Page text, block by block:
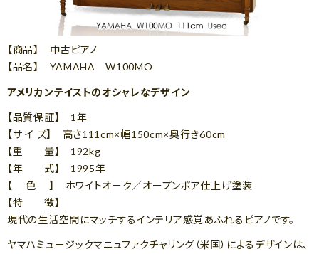
【商品】 中古ピアノ
【品名】 YAMAHA W100MO
アメリカンテイストのオシャレなデザイン
【品質保証】 1年
【サ イ ズ】 高さ111cm×幅150cm×奥行き60cm
【重 量】 192kg
【年 式】 1995年
【 色 】 ホワイトオーク／オープンポア仕上げ塗装
【特 徴】
現代の生活空間にマッチするインテリア感覚あふれるピアノです。
ヤマハミュージックマニュファクチャリング（米国）によるデザインは、